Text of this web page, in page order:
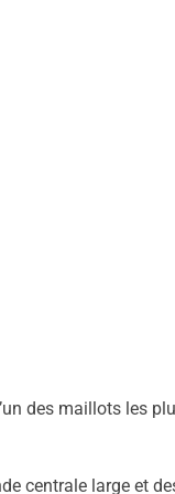
des maillots les
centrale large et